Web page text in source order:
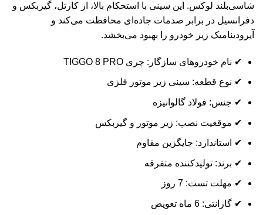
شاسی‌بلند لوکس. این سینی با استحکام بالا، از کارتل، گیربکس و
دفرانسیل در برابر صدمات جاده‌ای محافظت می‌کند و
آیرودینامیک زیر خودرو را بهبود می‌بخشد.
✔ نام خودروهای سازگار: چری TIGGO 8 PRO
✔ نوع قطعه: سینی زیر موتور فلزی
✔ جنس: فولاد گالوانیزه
✔ موقعیت نصب: زیر موتور و گیربکس
✔ استاندارد: جایگزین مقاوم
✔ برند: تولیدکننده متفرقه
✔ مهلت تست: 7 روز
✔ گارانتی: 6 ماه تعویض